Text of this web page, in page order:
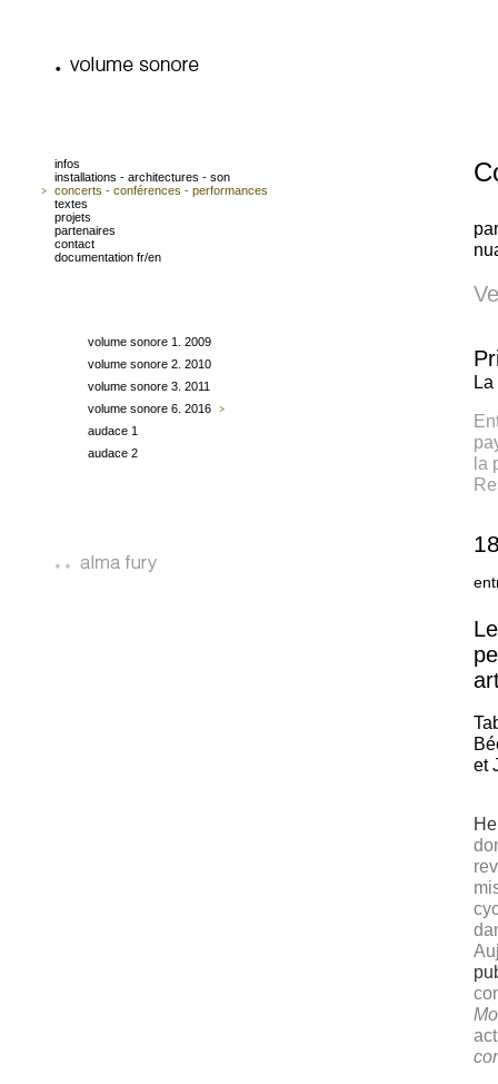
infos
installations - architectures - son
concerts - conférences - performances
textes
projets
partenaires
contact
documentation fr/en
volume sonore 1. 2009
volume sonore 2. 2010
volume sonore 3. 2011
volume sonore 6. 2016
audace 1
audace 2
la
et